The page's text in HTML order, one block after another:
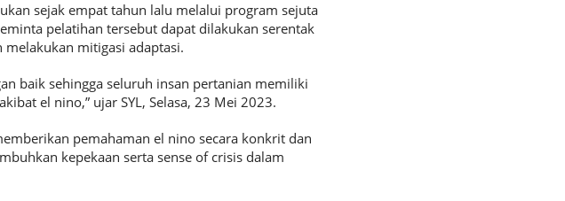
sejak empat tahun lalu melalui program sejuta
pelatihan tersebut dapat dilakukan serentak
mitigasi adaptasi.
baik sehingga seluruh insan pertanian memiliki
el nino,” ujar SYL, Selasa, 23 Mei 2023.
pemahaman el nino secara konkrit dan
kepekaan serta sense of crisis dalam